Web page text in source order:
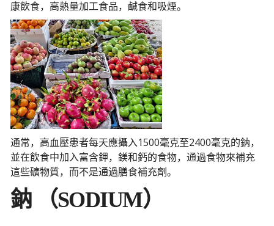
康飲食，高熱量加工食品，鹹食和吸煙。
通常，高血壓患者每天應攝入1500毫克至2400毫克的鈉，
並在飲食中加入富含鉀，鎂和鈣的食物，通過食物來補充
這些礦物質，而不是通過膳食補充劑。
鈉 （SODIUM）